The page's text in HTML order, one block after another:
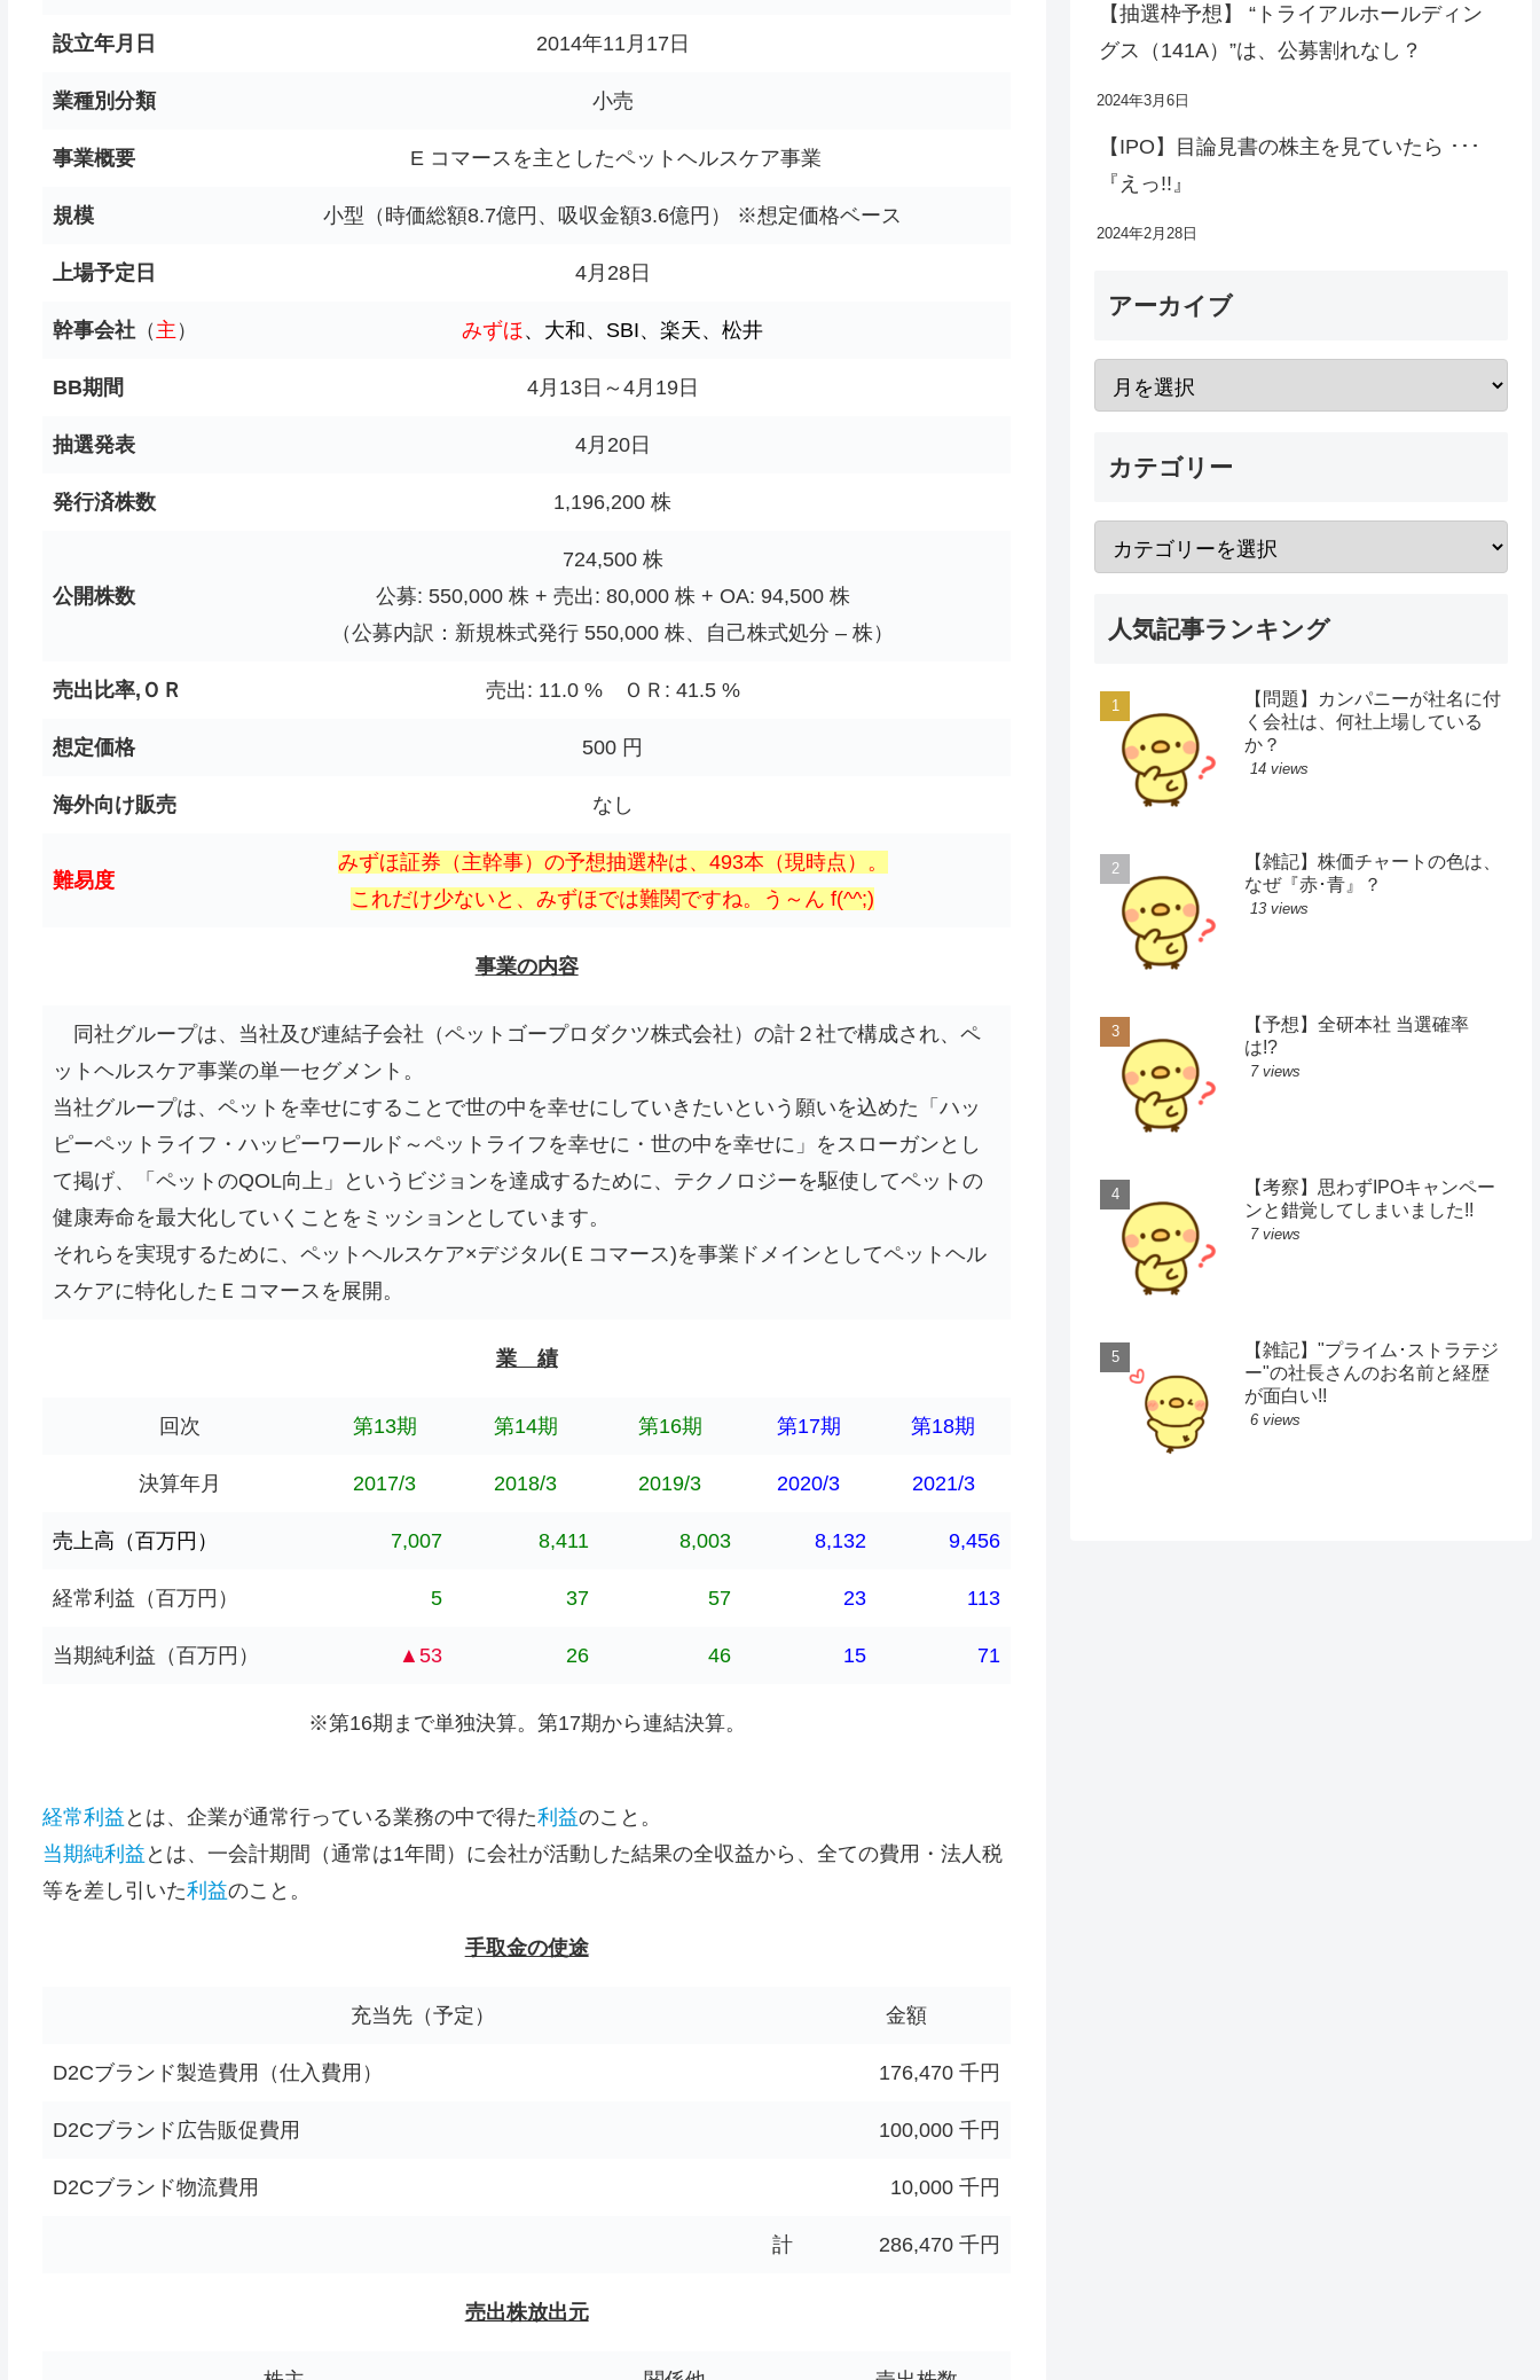
設立年月日 2014年11月17日
業種別分類 小売
事業概要 E コマースを主としたペットヘルスケア事業
規模 小型（時価総額8.7億円、吸収金額3.6億円） ※想定価格ベース
上場予定日 4月28日
幹事会社（ 主 ） みずほ 、大和、SBI、楽天、松井
BB期間 4月13日～4月19日
抽選発表 4月20日
発行済株数 1,196,200 株
公開株数
724,500 株
公募: 550,000 株 + 売出: 80,000 株 + OA: 94,500 株
（公募内訳：新規株式発行 550,000 株、自己株式処分 – 株）
売出比率,ＯＲ 売出: 11.0 % ＯＲ: 41.5 %
想定価格 500 円
海外向け販売 なし
難易度
みずほ証券（主幹事）の予想抽選枠は、493本（現時点）。
これだけ少ないと、みずほでは難関ですね。う～ん f(^^;)
事業の内容
同社グループは、当社及び連結子会社（ペットゴープロダクツ株式会社）の計２社で構成され、ペ
ットヘルスケア事業の単一セグメント。
当社グループは、ペットを幸せにすることで世の中を幸せにしていきたいという願いを込めた「ハッ
ピーペットライフ・ハッピーワールド～ペットライフを幸せに・世の中を幸せに」をスローガンとし
て掲げ、「ペットのQOL向上」というビジョンを達成するために、テクノロジーを駆使してペットの
健康寿命を最大化していくことをミッションとしています。
それらを実現するために、ペットヘルスケア×デジタル(Ｅコマース)を事業ドメインとしてペットヘル
スケアに特化したＥコマースを展開。
業 績
回次 第13期 第14期 第16期 第17期 第18期
決算年月 2017/3 2018/3 2019/3 2020/3 2021/3
売上高（百万円） 7,007 8,411 8,003 8,132 9,456
経常利益（百万円） 5 37 57 23 113
当期純利益（百万円） ▲53 26 46 15 71
※第16期まで単独決算。第17期から連結決算。
経常利益 とは、企業が通常行っている業務の中で得た利益のこと。
当期純利益 とは、一会計期間（通常は1年間）に会社が活動した結果の全収益から、全ての費用・法人税
等を差し引いた利益のこと。
手取金の使途
充当先（予定） 金額
D2Cブランド製造費用（仕入費用） 176,470 千円
D2Cブランド広告販促費用 100,000 千円
D2Cブランド物流費用 10,000 千円
計 286,470 千円
売出株放出元
【抽選枠予想】 “トライアルホールディン
グス（141A）”は、公募割れなし？
2024年3月6日
【IPO】目論見書の株主を見ていたら ･･･
『えっ!!』
2024年2月28日
アーカイブ
カテゴリー
人気記事ランキング
【問題】カンパニーが社名に付
く会社は、何社上場している
か？
14 views
【雑記】株価チャートの色は、
なぜ『赤･青』？
13 views
【予想】全研本社 当選確率
は!?
7 views
【考察】思わずIPOキャンペー
ンと錯覚してしまいました!!
7 views
【雑記】"プライム･ストラテジ
ー"の社長さんのお名前と経歴
が面白い!!
6 views